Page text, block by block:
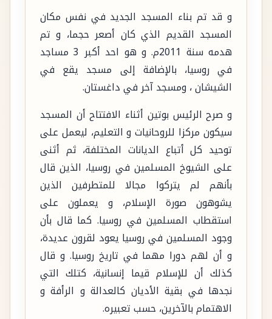
و قد تم بناء المسجد الجديد في نفس مكان
المسجد القديم الذي كان أصعر حجما، و تم
هدمه سنة 2011م. و هو احد أكبر 3 مساجد
في روسيا، بالإضافة إلى مسجد يقع في
الشيشان ، ومسجد آخر في داغستان.
و صرح الرئيس بوتين أثناء الافتتاح أن المسجد
سيكون مركزا للروحانيات و التعليم، ليعمل على
توحيد كل أتباع الديانات المختلفة، ثم أثنى
على الشيوخ المسلمين في روسيا، الذين قال
بأنهم لم يتركوا مجالا للمتطرفين الذين
يشوهون صورة الإسلام، و يعملون على
استقطاب المسلمين في روسيا. كما قال بأن
وجود المسلمين في روسيا يعود لقرون عديدة،
و أن لهم دورا مهما في تاريخ روسيا. و قال
كذلك أن للإسلام قيما إنسانية، كتلك التي
نجدها في بقية الأديان كالعدالة و الرأفة و
الاهتمام بالآخرين، حسب تعبيره.